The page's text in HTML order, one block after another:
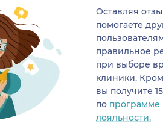
Оставляя
помогаете
правильное
при выборе
клиники.
вы получите
по программе
лояльности.